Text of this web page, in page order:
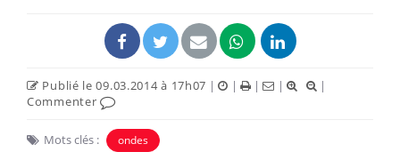
Publié le 09.03.2014 à 17h07 | | | |
|
Commenter
Mots clés : ondes